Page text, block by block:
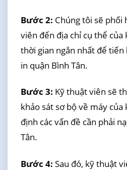
Bước 2: Chúng tôi sẽ phối
viên đến địa chỉ cụ thể của
thời gian ngắn nhất để
in quận Bình Tân.
Bước 3: Kỹ thuật viên sẽ
khảo sát sơ bộ về máy của
định các vấn đề cần phải
Tân.
Bước 4: Sau đó, kỹ thuật